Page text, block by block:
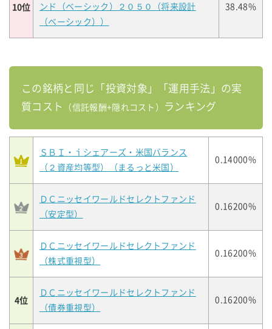
10位
ンド（ベーシック）２０５０（将来設計
（ベーシック））
38.48%
この銘柄と同じ「投資対象」「運用手法」の実
質コスト
（信託報酬+隠れコスト） ランキング
ＳＢＩ・ｉシェアーズ・米国バランス
（２資産均等型）（まるっと米国）
0.14000%
ＤＣニッセイワールドセレクトファンド
（安定型）
0.16200%
ＤＣニッセイワールドセレクトファンド
（株式重視型）
0.16200%
4位
ＤＣニッセイワールドセレクトファンド
（債券重視型）
0.16200%